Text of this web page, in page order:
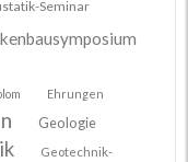
Seminar
Ehrungen
Geologie
Geotechnik-